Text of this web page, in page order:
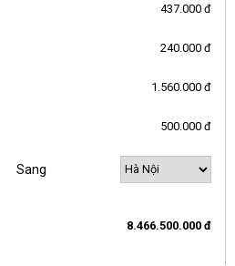
437.000 đ
240.000 đ
1.560.000 đ
500.000 đ
Sang
8.466.500.000 đ